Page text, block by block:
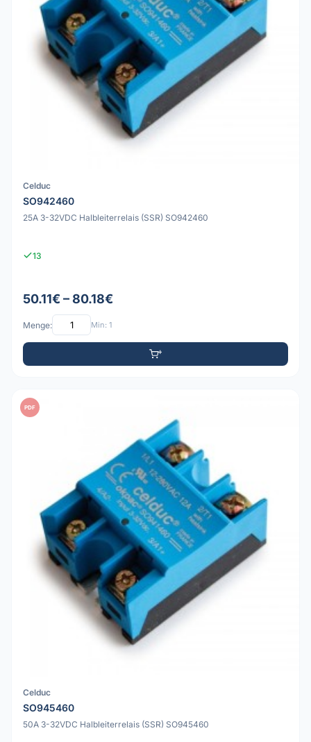
Celduc
SO942460
25A 3-32VDC Halbleiterrelais (SSR) SO942460
13
50.11€ – 80.18€
Menge: Min: 1
PDF
Celduc
SO945460
50A 3-32VDC Halbleiterrelais (SSR) SO945460